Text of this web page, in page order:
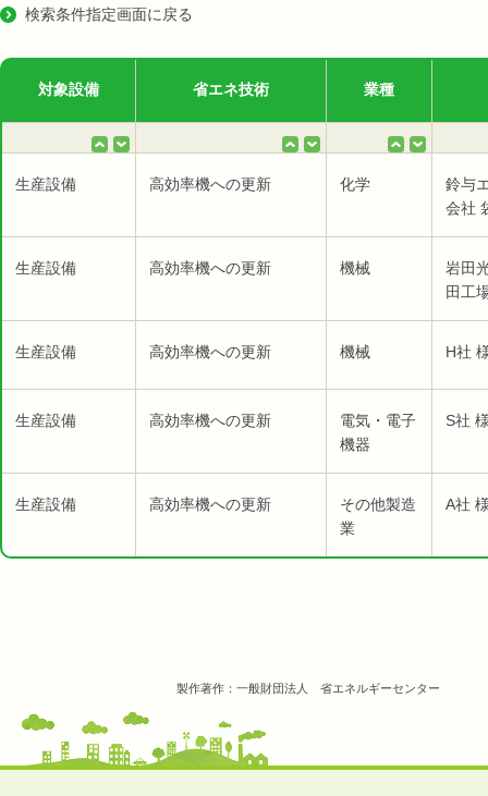
検索条件指定画面に戻る
対象設備 省エネ技術 業種
生産設備 高効率機への更新 化学
鈴与
会社
生産設備 高効率機への更新 機械
岩田
田工
生産設備 高効率機への更新 機械 H社
生産設備 高効率機への更新
電気・電子
機器
S社
生産設備 高効率機への更新
その他製造
業
A社
製作著作：一般財団法人 省エネルギーセンター